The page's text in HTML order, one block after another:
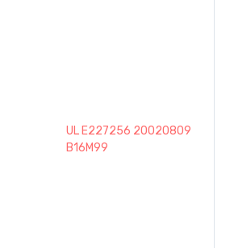
UL E227256 20020809
B16M99